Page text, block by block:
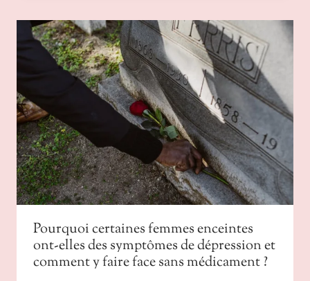
Pourquoi certaines femmes enceintes
ont-elles des symptômes de dépression et
comment y faire face sans médicament ?